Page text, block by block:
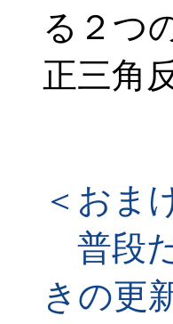
る２つ
正三角
＜おま
普段
きの更